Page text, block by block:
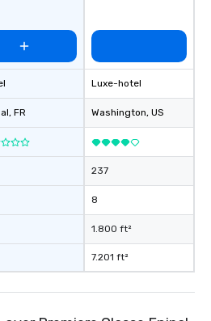
, FR
Luxe-hotel
Washington, US
237
8
1.800 ft²
7.201 ft²